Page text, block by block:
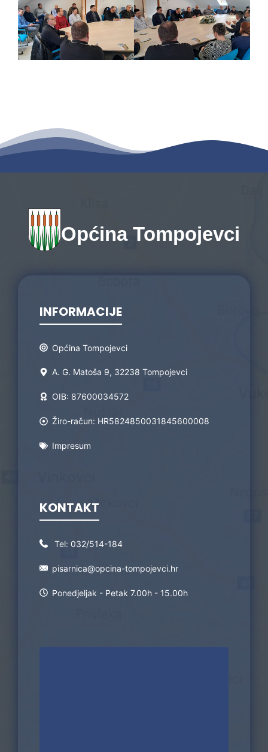
Općina Tompojevci
INFORMACIJE
Općina Tompojevci
A. G. Matoša 9, 32238 Tompojevci
OIB: 87600034572
Žiro-račun: HR5824850031845600008
Impresum
KONTAKT
Tel: 032/514-184
pisarnica@opcina-tompojevci.hr
Ponedjeljak - Petak 7.00h - 15.00h